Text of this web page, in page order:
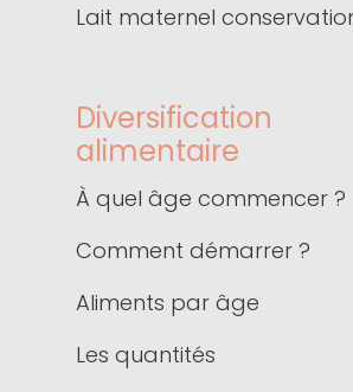
Lait maternel
Diversification
alimentaire
À quel âge commencer ?
Comment démarrer ?
Aliments par âge
Les quantités